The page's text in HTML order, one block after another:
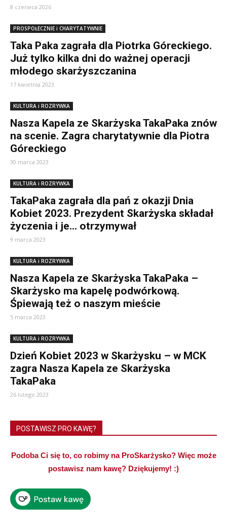
8 czerwca 2026
PROSPOŁECZNIE i CHARYTATYWNIE
Taka Paka zagrała dla Piotrka Góreckiego.
Już tylko kilka dni do ważnej operacji
młodego skarżyszczanina
17 kwietnia 2023
KULTURA i ROZRYWKA
Nasza Kapela ze Skarżyska TakaPaka znów
na scenie. Zagra charytatywnie dla Piotra
Góreckiego
30 marca 2023
KULTURA i ROZRYWKA
TakaPaka zagrała dla pań z okazji Dnia
Kobiet 2023. Prezydent Skarżyska składał
życzenia i je… otrzymywał
9 marca 2023
KULTURA i ROZRYWKA
Nasza Kapela ze Skarżyska TakaPaka –
Skarżysko ma kapelę podwórkową.
Śpiewają też o naszym mieście
5 marca 2023
KULTURA i ROZRYWKA
Dzień Kobiet 2023 w Skarżysku – w MCK
zagra Nasza Kapela ze Skarżyska
TakaPaka
26 lutego 2023
POSTAWISZ PRO KAWĘ?
Podoba Ci się to, co robimy na ProSkarżysko? Więc może
postawisz nam kawę? Dziękujemy! :)